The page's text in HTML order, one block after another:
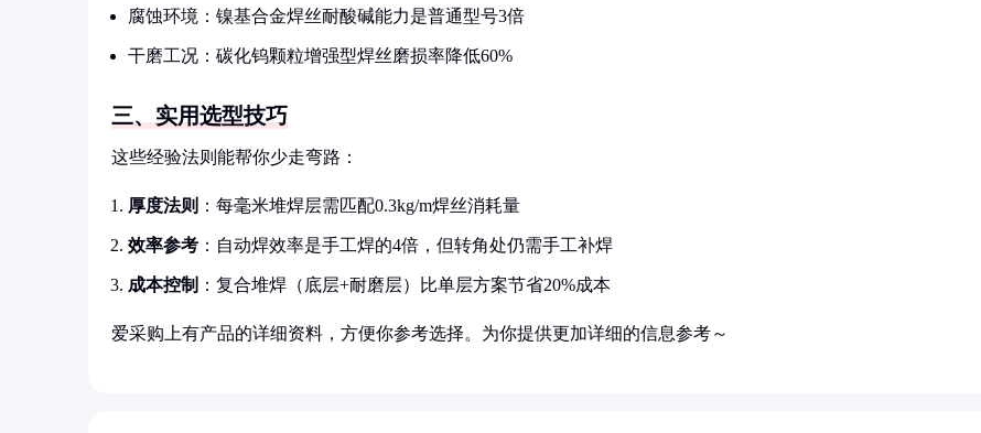
腐蚀环境：镍基合金焊丝耐酸碱能力是普通型号3倍
干磨工况：碳化钨颗粒增强型焊丝磨损率降低60%
三、实用选型技巧
这些经验法则能帮你少走弯路：
厚度法则 ：每毫米堆焊层需匹配0.3kg/m焊丝消耗量
效率参考 ：自动焊效率是手工焊的4倍，但转角处仍需手工补焊
成本控制 ：复合堆焊（底层+耐磨层）比单层方案节省20%成本
爱采购上有产品的详细资料，方便你参考选择。为你提供更加详细的信息参考～